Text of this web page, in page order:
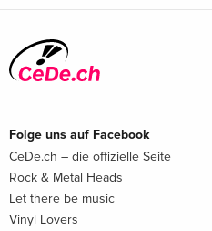
Folge uns auf Facebook
CeDe.ch – die offizielle Seite
Rock & Metal Heads
Let there be music
Vinyl Lovers